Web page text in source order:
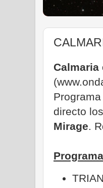
Calmaria
directo
Mirage.